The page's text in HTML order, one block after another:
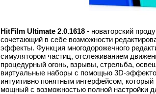
HitFilm Ultimate 2.0.1618 - новаторский
сочетающий в себе возможности
эффекты. Функция многодорожечного
симулятором частиц, отслеживанием
процедурный огонь, взрывы, стрельба,
виртуальные наборы с помощью 3D-
интуитивно понятным интерфейсом,
мощный с возможностью полной настройки